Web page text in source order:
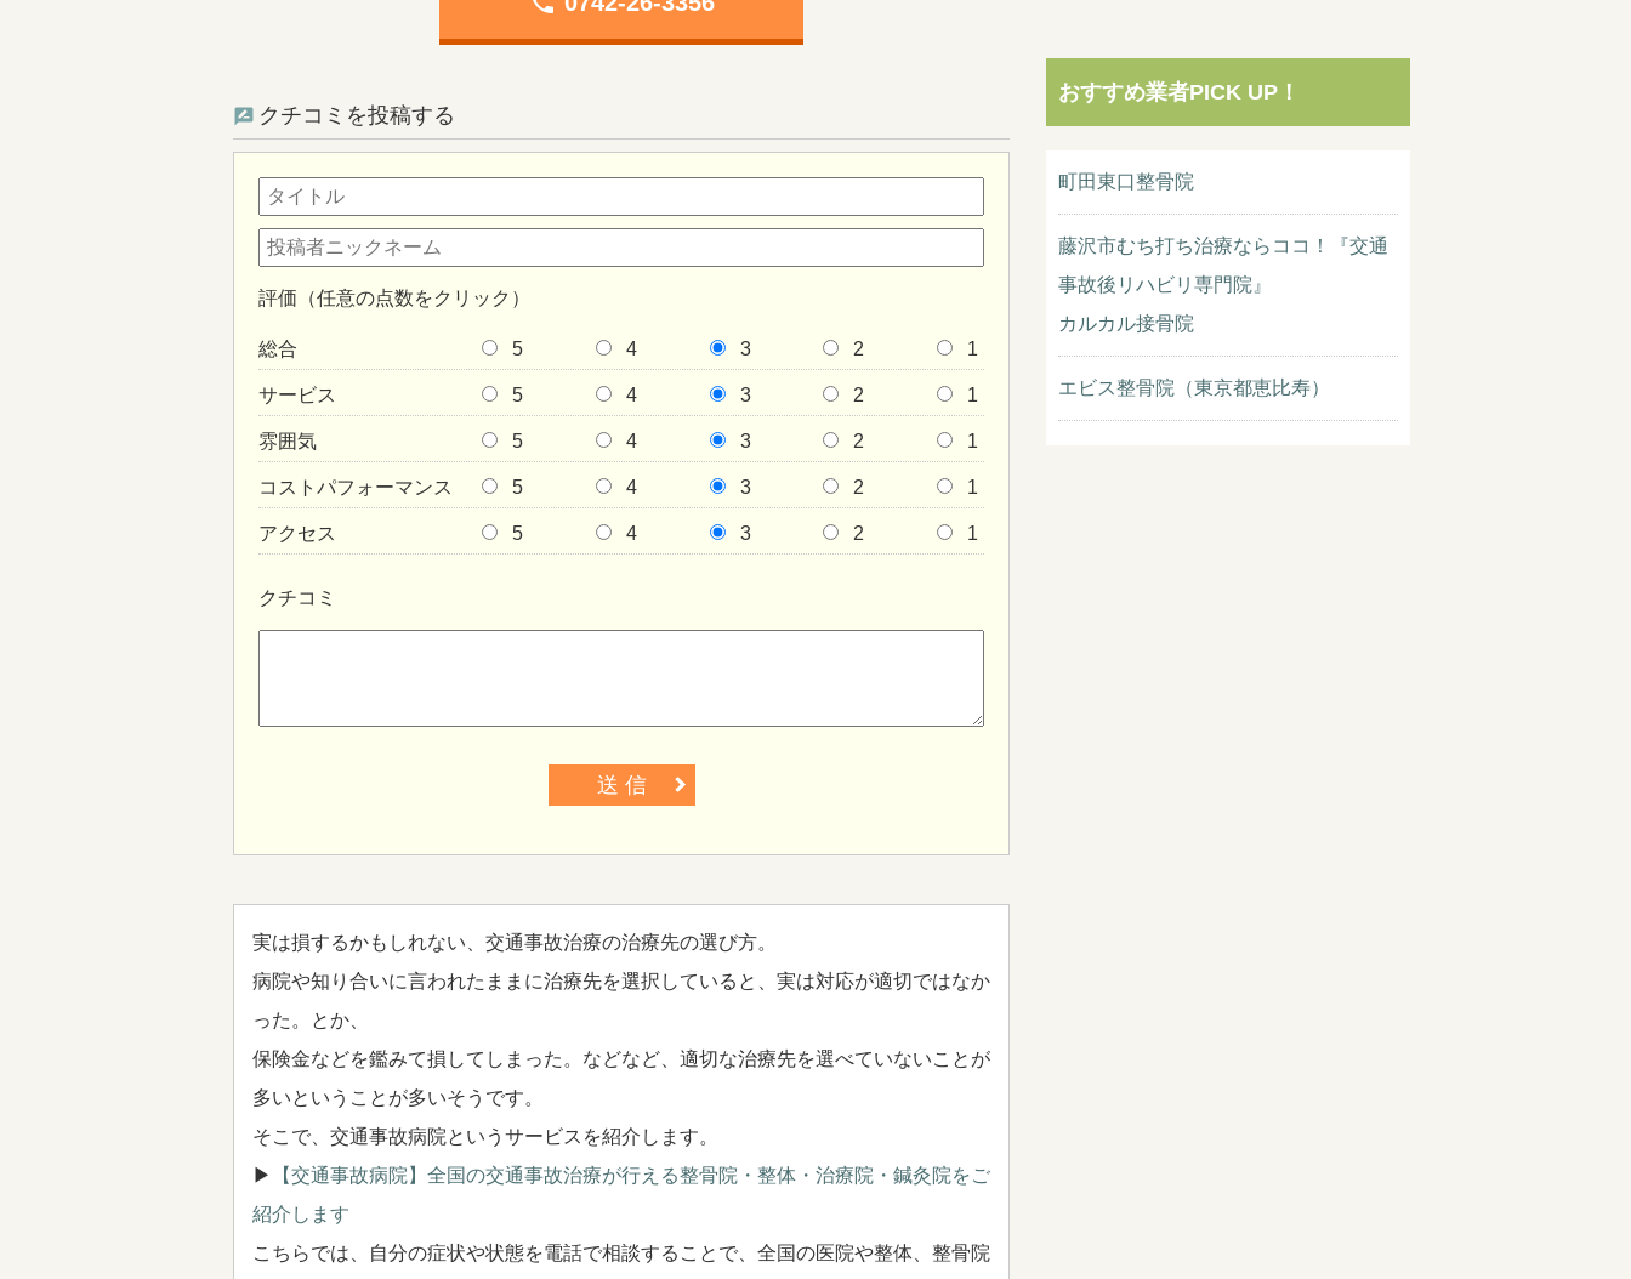
クチコミを投稿する
評価（任意の点数をクリック）
総合 5 4 3 2 1
サービス 5 4 3 2 1
雰囲気 5 4 3 2 1
コストパフォーマンス 5 4 3 2 1
アクセス 5 4 3 2 1
クチコミ
送 信
実は損するかもしれない、交通事故治療の治療先の選び方。
病院や知り合いに言われたままに治療先を選択していると、実は対応が適切ではなか
った。とか、
保険金などを鑑みて損してしまった。などなど、適切な治療先を選べていないことが
多いということが多いそうです。
そこで、交通事故病院というサービスを紹介します。
▶
【交通事故病院】全国の交通事故治療が行える整骨院・整体・治療院・鍼灸院をご
紹介します
こちらでは、自分の症状や状態を電話で相談することで、全国の医院や整体、整骨院
おすすめ業者PICK UP！
町田東口整骨院
藤沢市むち打ち治療ならココ！『交通
事故後リハビリ専門院』
カルカル接骨院
エビス整骨院（東京都恵比寿）